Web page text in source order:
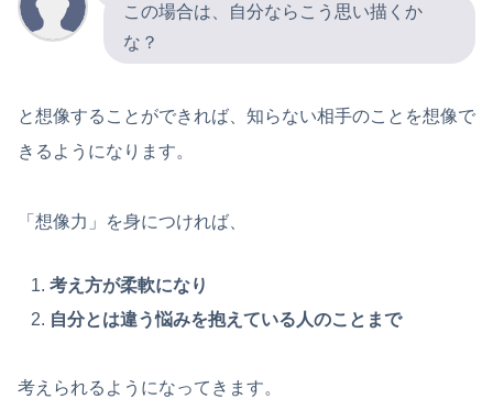
この場合は、自分ならこう思い描くか
な？
と想像することができれば、知らない相手のことを想像で
きるようになります。
「想像力」を身につければ、
考え方が柔軟になり
自分とは違う悩みを抱えている人のことまで
考えられるようになってきます。